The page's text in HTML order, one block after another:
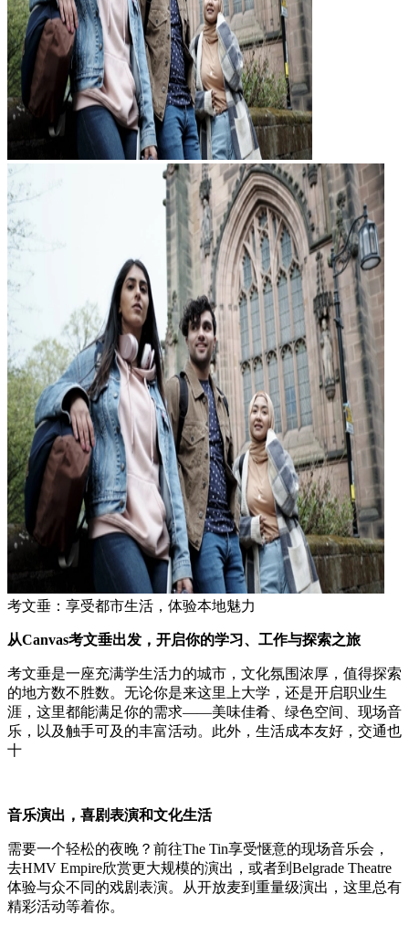
考文垂：享受都市生活，体验本地魅力
从Canvas考文垂出发，开启你的学习、工作与探索之旅
考文垂是一座充满学生活力的城市，文化氛围浓厚，值得探索
的地方数不胜数。无论你是来这里上大学，还是开启职业生
涯，这里都能满足你的需求——美味佳肴、绿色空间、现场音
乐，以及触手可及的丰富活动。此外，生活成本友好，交通也
十
音乐演出，喜剧表演和文化生活
需要一个轻松的夜晚？前往The Tin享受惬意的现场音乐会，
去HMV Empire欣赏更大规模的演出，或者到Belgrade Theatre
体验与众不同的戏剧表演。从开放麦到重量级演出，这里总有
精彩活动等着你。